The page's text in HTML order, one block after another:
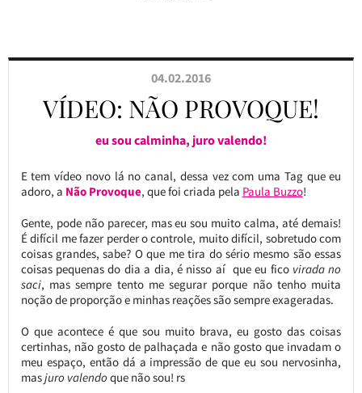
04.02.2016
VÍDEO: NÃO PROVOQUE!
eu sou calminha, juro valendo!
E tem vídeo novo lá no canal, dessa vez com uma Tag que eu
adoro, a Não Provoque, que foi criada pela Paula Buzzo!
Gente, pode não parecer, mas eu sou muito calma, até demais!
É difícil me fazer perder o controle, muito difícil, sobretudo com
coisas grandes, sabe? O que me tira do sério mesmo são essas
coisas pequenas do dia a dia, é nisso aí que eu fico virada no
saci, mas sempre tento me segurar porque não tenho muita
noção de proporção e minhas reações são sempre exageradas.
O que acontece é que sou muito brava, eu gosto das coisas
certinhas, não gosto de palhaçada e não gosto que invadam o
meu espaço, então dá a impressão de que eu sou nervosinha,
masjuro valendo que não sou! rs